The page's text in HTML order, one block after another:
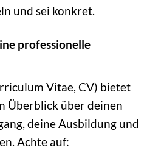
und sei konkret.
professionelle
Vitae, CV) bietet
Überblick über deinen
deine Ausbildung und
Achte auf: